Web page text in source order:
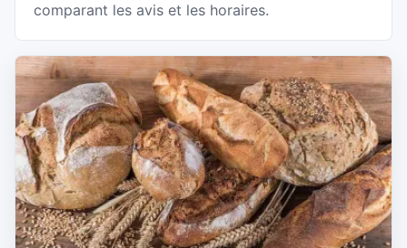
comparant les avis et les horaires.